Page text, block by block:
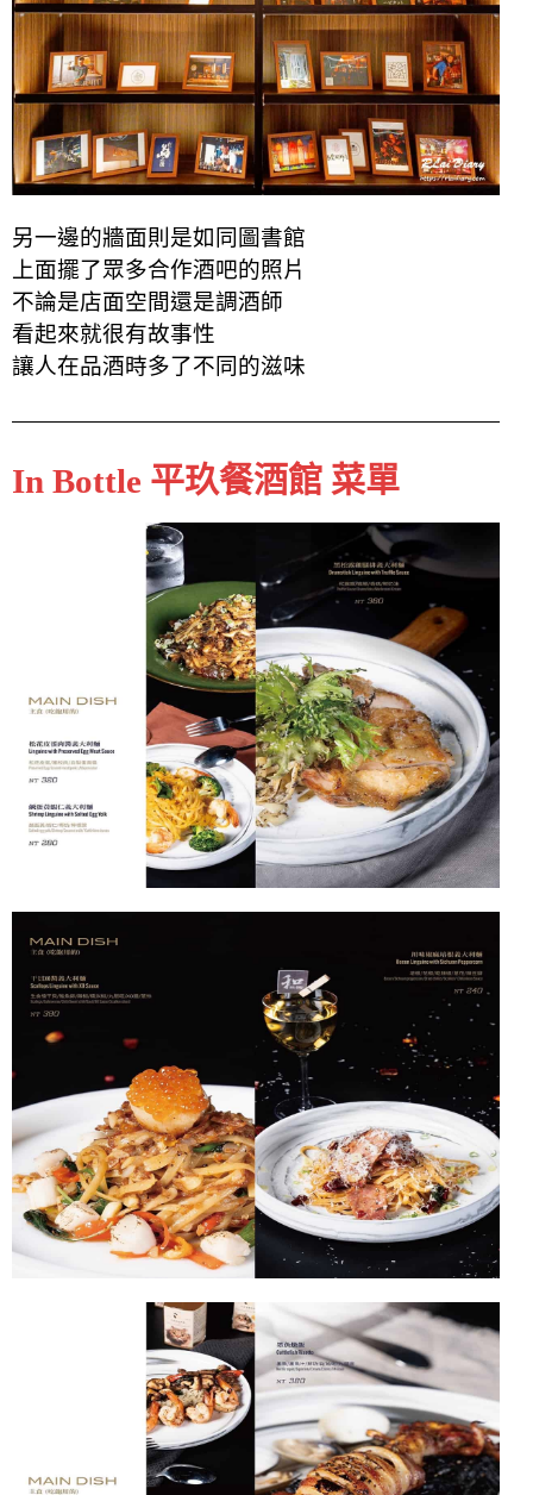
另一邊的牆面則是如同圖書館
上面擺了眾多合作酒吧的照片
不論是店面空間還是調酒師
看起來就很有故事性
讓人在品酒時多了不同的滋味
In Bottle 平玖餐酒館 菜單